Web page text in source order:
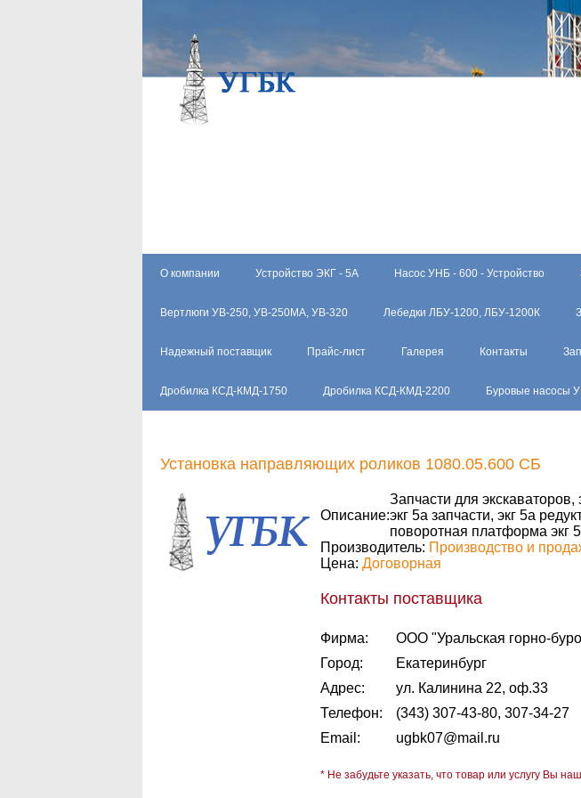
О компании Устройство ЭКГ - 5А Насос УНБ - 600 - Устройство
Вертлюги УВ-250, УВ-250МА, УВ-320 Лебедки ЛБУ-1200, ЛБУ-1200К
Надежный поставщик Прайс-лист Галерея Контакты
Дробилка КСД-КМД-1750 Дробилка КСД-КМД-2200 Буровые насосы
Установка направляющих роликов 1080.05.600 СБ
Описание:
Запчасти для экскаваторов,
экг 5а запчасти, экг 5а
поворотная платформа экг
Производитель: Производство и
Цена: Договорная
Контакты поставщика
Фирма:
ООО "Уральская горно-
Город:
Екатеринбург
Адрес:
ул. Калинина 22, оф.33
Телефон:
(343) 307-43-80, 307-34-27
Email:
ugbk07@mail.ru
* Не забудьте указать, что товар или услугу Вы